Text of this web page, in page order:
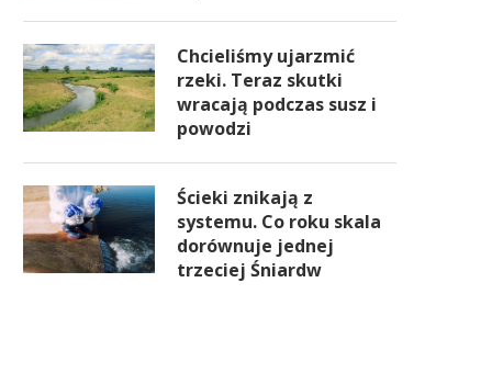
Chcieliśmy ujarzmić
rzeki. Teraz skutki
wracają podczas susz i
powodzi
Ścieki znikają z
systemu. Co roku skala
dorównuje jednej
trzeciej Śniardw